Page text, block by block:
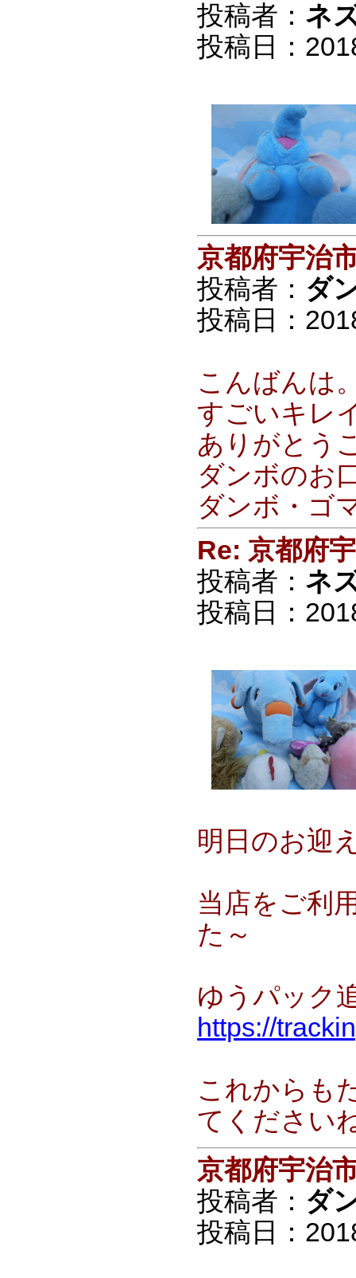
投稿者： ネ
投稿日：
京都府宇治
投稿者： ダ
投稿日：
こんばんは
すごいキレ
ありがとう
ダンボのお
ダンボ・ゴ
Re: 京都府
投稿者： ネ
投稿日：
明日のお迎
当店をご利
た～
ゆうパック
https://
これからも
てください
京都府宇治
投稿者： ダ
投稿日：